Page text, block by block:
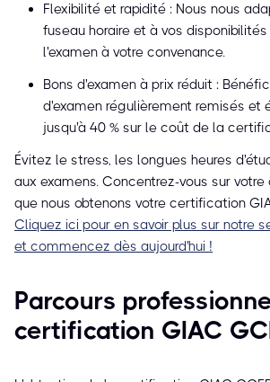
Flexibilité et rapidité : Nous nous
fuseau horaire et à vos
l'examen à votre convenance.
Bons d'examen à prix réduit :
d'examen régulièrement remisés et
jusqu'à 40 % sur le coût de la
Évitez le stress, les longues heures
aux examens. Concentrez-vous sur
que nous obtenons votre certification
Cliquez ici pour en savoir plus sur notre
et commencez dès aujourd'hui !
Parcours
certification GIAC